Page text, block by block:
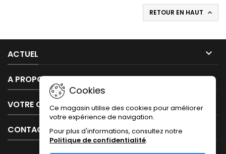
RETOUR EN HAUT 
ACTUEL 
A PROPOS DE NOUS 
VOTRE COMPTE
CONTACT
Cookies
Ce magasin utilise des cookies pour améliorer
votre expérience de navigation.
Pour plus d'informations, consultez notre
Politique de confidentialité.